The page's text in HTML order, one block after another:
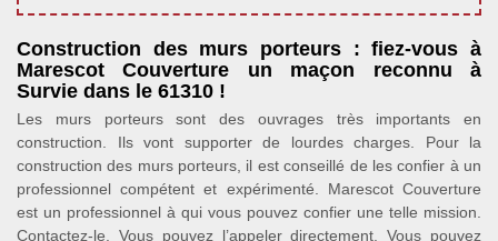
Construction des murs porteurs : fiez-vous à
Marescot Couverture un maçon reconnu à
Survie dans le 61310 !
Les murs porteurs sont des ouvrages très importants en
construction. Ils vont supporter de lourdes charges. Pour la
construction des murs porteurs, il est conseillé de les confier à un
professionnel compétent et expérimenté. Marescot Couverture
est un professionnel à qui vous pouvez confier une telle mission.
Contactez-le. Vous pouvez l’appeler directement. Vous pouvez